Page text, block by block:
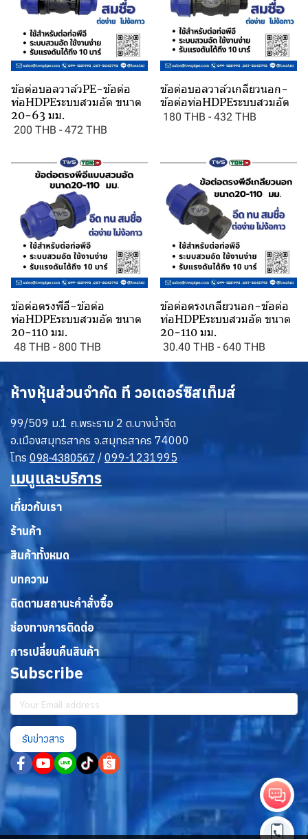
ข้อต่อบอลวาล์วPE-ข้อต่อ
ท่อHDPEระบบสวมอัด ขนาด
20-63 มม.
200 THB - 472 THB
ข้อต่อบอลวาล์วเกลียวนอก-
ข้อต่อท่อHDPEระบบสวมอัด
180 THB - 432 THB
ข้อต่อตรงพีอี-ข้อต่อ
ท่อHDPEระบบสวมอัด ขนาด
20-110 มม.
48 THB - 800 THB
ข้อต่อตรงเกลียวนอก-ข้อต่อ
ท่อHDPEระบบสวมอัด ขนาด
20-110 มม.
30.40 THB - 640 THB
ห้างหุ้นส่วนจำกัด ที วอเตอร์ซิสเท็มส์
99/509 ม.1 ถ.พระราม 2 ต.บางน้ำจืด
อ.เมืองสมุทรสาคร จ.สมุทรสาคร 74000
โทร098-4380567 / 099-1231995
เมนูและบริการ
เกี่ยวกับเรา
ร้านค้า
สินค้าทั้งหมด
บทความ
ติดตามสถานะคำสั่งซื้อ
ช่องทางการติดต่อ
การเปลี่ยนคืนสินค้า
Subscribe
รับข่าวสาร